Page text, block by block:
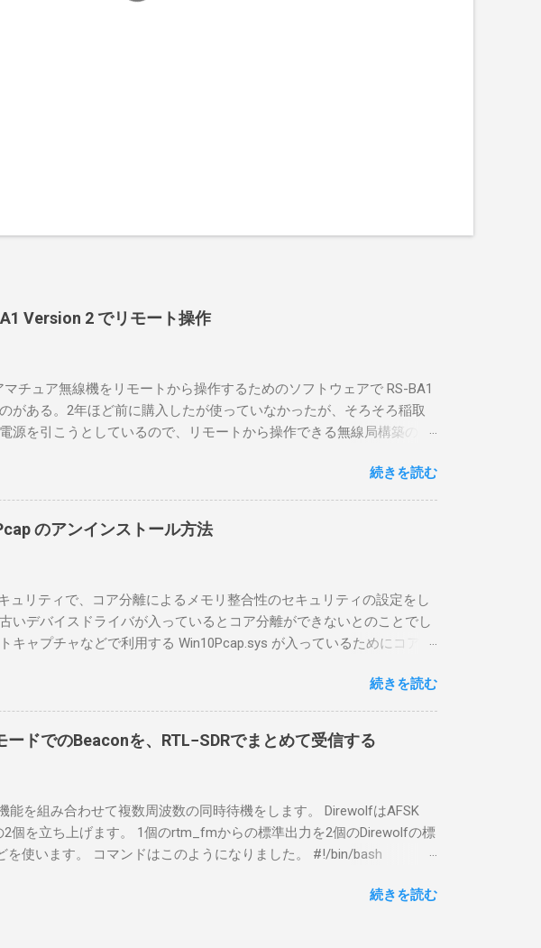
Version 2 でリモート操作
マチュア無線機をリモートから操作するためのソフトウェアで RS-BA1
がある。2年ほど前に購入したが使っていなかったが、そろそろ稲取
源を引こうとしているので、リモートから操作できる無線局構築のた
ったのだが、ちっともそんなに簡単につながらなかった。ということ
ポイントを明示しながら、私なりの解説を書いてみる。 基本的な構成
使う場合は、下記のこれらものが必要である ICOMの無線機。 今回は私
るIC-7300を使う。 無線機側(サーバ側) のWindows PC。 今回はちょ
なと思って。 操作側 (クライアント側) の Windows PC。 今回は手元
スコンピュータのWindows 11が入ったPC 操作側で音声を使った交信
ば、相応なマイクなど。 そして、リモート操作を行うソフトウェアで
した無線機からサーバPC、クライアントPCまでの流れはこの様になっ
線機内では、USB Hubの先にUSB SerialとUSB Audio がつながってい
は無線機のマイコンとつながり、CI-Vでのコマンドが交換でき
で交換できるようになっており、USB SerialなどのSerial portで送受
Vの内容はUDP 50002で交換でき、USB Audioからの音声データはUDP
受信している。 利用者側のクライアントPCでは、Remote UtilityとRS-
Controlの2つのアプリで仕事を分担するようになっている。 クライ
続きを読む
のアンインストール方法
ュリティで、コア分離によるメモリ整合性のセキュリティの設定をし
いデバイスドライバが入っているとコア分離ができないとのことでし
キャプチャなどで利用する Win10Pcap.sys が入っているためにコア分
、どのように実行すればよいのか調べながら実施しました。結論とし
用いればよかったです。 まずは管理者権限でTerminalを実行しま
ンストールした環境でしたので、PowerShellが起動しました。 適当
ールされているドライバを書き出す。 pnputil /enum-drivers > inf.txt #
を探し出す notepad.exe inf.txt 下記のよう場所があったので、ここ
x64 クラス名: NetTrans クラス GUID: {4d36e975-e325-11ce-bfc1-
ージョン: 10/08/2015 10.2.0.5002 署名者名: Microsoft Windows
今回の場合は oem131.inf が win10pcap に該当するので、これを削
続きを読む
ードでのBeaconを、RTL−SDRでまとめて受信する
能を組み合わせて複数周波数の同時待機をします。 DirewolfはAFSK
2個を立ち上げます。 1個のrtm_fmからの標準出力を2個のDirewolfの標
を使います。 コマンドはこのようになりました。 #!/bin/bash
20 - | \ tee >(direwolf -c "$direwolf_conf" -r 48000 -D 1 -t 0 -B 1200 - |
続きを読む